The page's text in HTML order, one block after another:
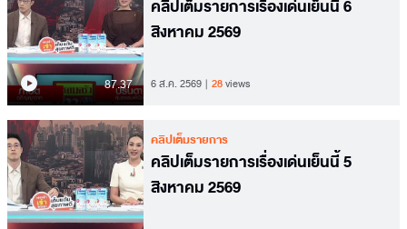
87.37
คลิปเต็มรายการเรื่องเด่นเย็นนี้ 6
สิงหาคม 2569
6 ส.ค. 2569 28views
คลิปเต็มรายการ
คลิปเต็มรายการเรื่องเด่นเย็นนี้ 5
สิงหาคม 2569